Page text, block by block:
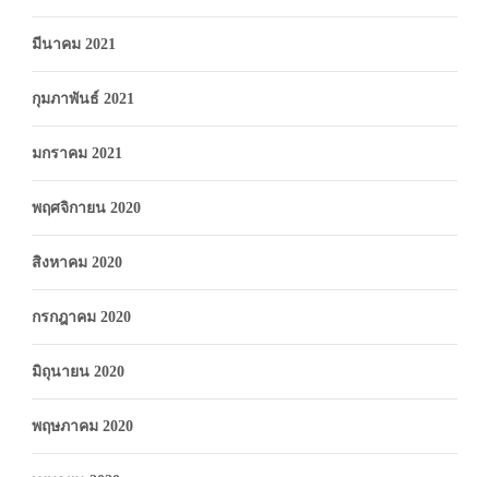
มีนาคม 2021
กุมภาพันธ์ 2021
มกราคม 2021
พฤศจิกายน 2020
สิงหาคม 2020
กรกฎาคม 2020
มิถุนายน 2020
พฤษภาคม 2020